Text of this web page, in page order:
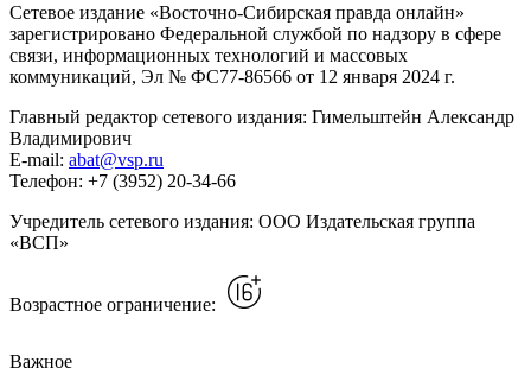
Сетевое издание «Восточно-Сибирская правда онлайн»
зарегистрировано Федеральной службой по надзору в сфере
связи, информационных технологий и массовых
коммуникаций, Эл № ФС77-86566 от 12 января 2024 г.
Главный редактор сетевого издания: Гимельштейн Александр
Владимирович
E-mail: abat@vsp.ru
Телефон: +7 (3952) 20-34-66
Учредитель сетевого издания: ООО Издательская группа
«ВСП»
Возрастное ограничение:
Важное